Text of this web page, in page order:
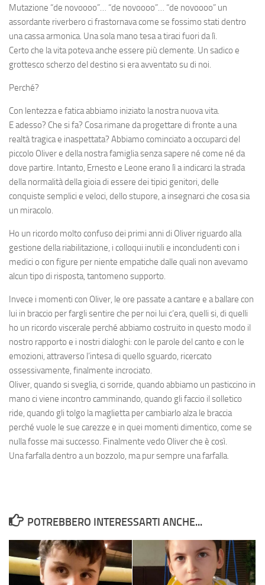
Mutazione “de novoooo”… “de novoooo”… “de novoooo” un
assordante riverbero ci frastornava come se fossimo stati dentro
una cassa armonica. Una sola mano tesa a tiraci fuori da lì.
Certo che la vita poteva anche essere più clemente. Un sadico e
grottesco scherzo del destino si era avventato su di noi.
Perché?
Con lentezza e fatica abbiamo iniziato la nostra nuova vita.
E adesso? Che si fa? Cosa rimane da progettare di fronte a una
realtà tragica e inaspettata? Abbiamo cominciato a occuparci del
piccolo Oliver e della nostra famiglia senza sapere né come né da
dove partire. Intanto, Ernesto e Leone erano lì a indicarci la strada
della normalità della gioia di essere dei tipici genitori, delle
conquiste semplici e veloci, dello stupore, a insegnarci che cosa sia
un miracolo.
Ho un ricordo molto confuso dei primi anni di Oliver riguardo alla
gestione della riabilitazione, i colloqui inutili e inconcludenti con i
medici o con figure per niente empatiche dalle quali non avevamo
alcun tipo di risposta, tantomeno supporto.
Invece i momenti con Oliver, le ore passate a cantare e a ballare con
lui in braccio per fargli sentire che per noi lui c’era, quelli si, di quelli
ho un ricordo viscerale perché abbiamo costruito in questo modo il
nostro rapporto e i nostri dialoghi: con le parole del canto e con le
emozioni, attraverso l’intesa di quello sguardo, ricercato
ossessivamente, finalmente incrociato.
Oliver, quando si sveglia, ci sorride, quando abbiamo un pasticcino in
mano ci viene incontro camminando, quando gli faccio il solletico
ride, quando gli tolgo la maglietta per cambiarlo alza le braccia
perché vuole le sue carezze e in quei momenti dimentico, come se
nulla fosse mai successo. Finalmente vedo Oliver che è così.
Una farfalla dentro a un bozzolo, ma pur sempre una farfalla.
POTREBBERO INTERESSARTI ANCHE...